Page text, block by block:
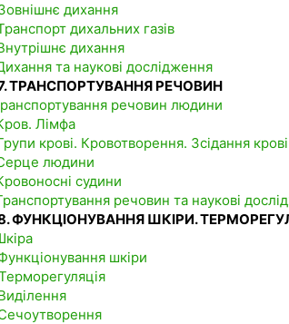
дихання
дихальних газів
дихання
та наукові дослідження
ТРАНСПОРТУВАННЯ РЕЧОВИН
речовин людини
Лімфа
крові. Кровотворення. Зсідання крові
людини
судини
речовин та наукові
ФУНКЦІОНУВАННЯ ШКІРИ.
шкіри